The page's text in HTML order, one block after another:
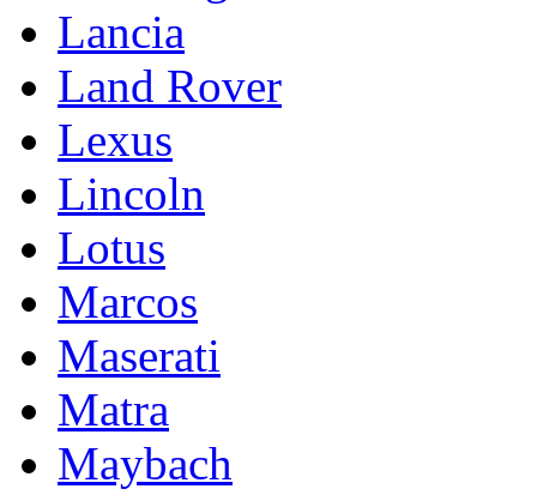
Lancia
Land Rover
Lexus
Lincoln
Lotus
Marcos
Maserati
Matra
Maybach